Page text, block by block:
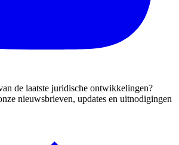
de laatste juridische ontwikkelingen?
nieuwsbrieven, updates en uitnodigingen